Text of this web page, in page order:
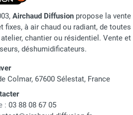
Infrarouge électrique fixe
rayonnant
électrique
tube radiant et radiant
au gaz
radiant tube suspendu
Raccordement
Crépine fond
Vanne coupe-circuit
Airchaud Diffusion propose la
fixes, à air chaud ou radiant, de
chantier ou résidentiel. Vente
déshumidificateurs.
Colmar, 67600 Sélestat, France
: 03 88 08 67 05